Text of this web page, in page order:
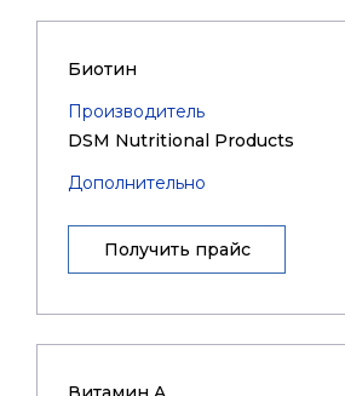
Биотин
Производитель
DSM Nutritional Products
Дополнительно
Получить прайс